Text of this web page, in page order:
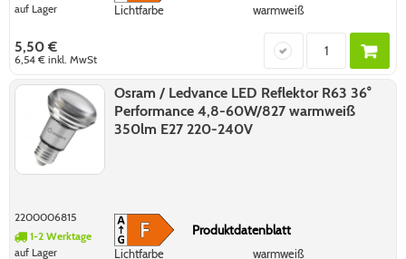
auf Lager
Lichtfarbe warmweiß
5,50 €
6,54 €inkl. MwSt
Osram / Ledvance LED Reflektor R63 36°
Performance 4,8-60W/827 warmweiß
350lm E27 220-240V
2200006815
1-2 Werktage
auf Lager
Produktdatenblatt
Lichtfarbe warmweiß